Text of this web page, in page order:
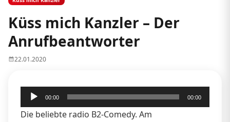
Küss mich Kanzler – Der
Anrufbeantworter
22.01.2020
Audio-
Player
00:00 00:00
Die beliebte radio B2-Comedy. Am